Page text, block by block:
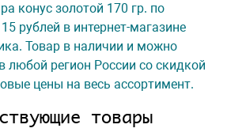
конус золотой 170 гр. по
рублей в интернет-магазине
Товар в наличии и можно
любой регион России со скидкой
цены на весь ассортимент.
товары